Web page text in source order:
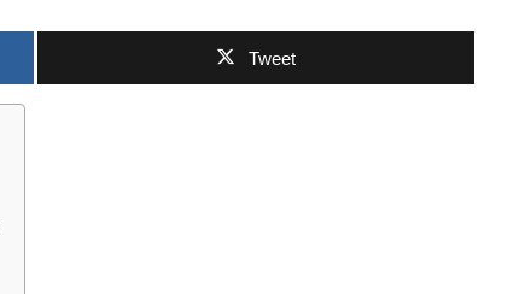
Tweet